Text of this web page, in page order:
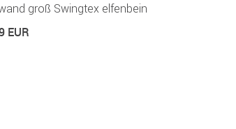
groß Swingtex elfenbein
EUR